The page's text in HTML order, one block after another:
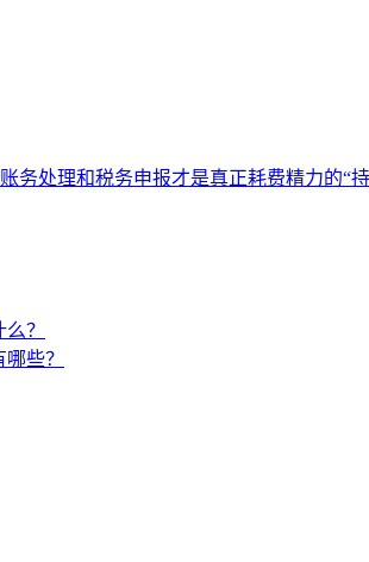
处理和税务申报才是真正耗费精力的“
？
些？